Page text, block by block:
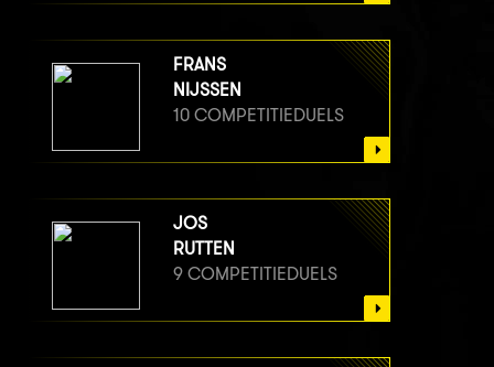
FRANS
NIJSSEN
10 COMPETITIEDUELS
JOS
RUTTEN
9 COMPETITIEDUELS